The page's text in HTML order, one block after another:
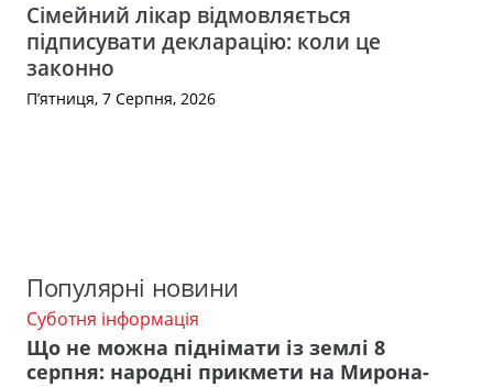
Сімейний лікар відмовляється
підписувати декларацію: коли це
законно
П’ятниця, 7 Серпня, 2026
Популярні новини
Суботня інформація
Що не можна піднімати із землі 8
серпня: народні прикмети на Мирона-